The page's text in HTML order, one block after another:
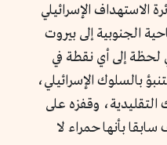
الاستهداف الإسرائيلي
الجنوبية إلى بيروت
لحظة إلى أي نقطة في
بالسلوك الإسرائيلي،
التقليدية، وقفزه على
بأنها حمراء لا